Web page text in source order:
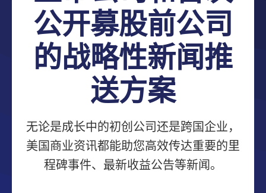
公开募股前公司
的战略性新闻推
送方案
无论是成长中的初创公司还是跨国企业，
美国商业资讯都能助您高效传达重要的里
程碑事件、最新收益公告等新闻。